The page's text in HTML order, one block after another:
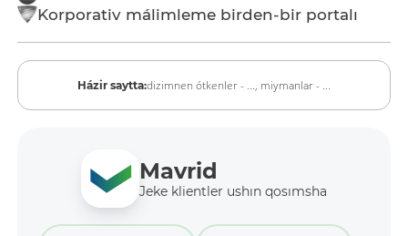
Korporativ málimleme birden-bir portalı
Házir saytta:dizimnen ótkenler - ..., miymanlar - ...
Mavrid
Jeke klientler ushın qosımsha